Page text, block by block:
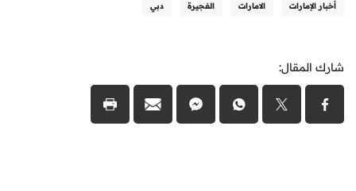
أخبار الإمارات الامارات الفجيرة دبي
شارك المقال: